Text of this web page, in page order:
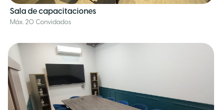
Sala de capacitaciones
Máx. 20 Convidados